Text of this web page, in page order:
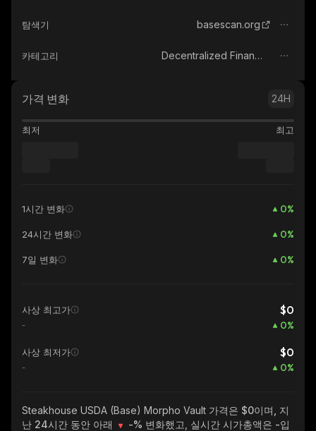
탐색기 basescan.org
카테고리 Decentralized Finance (DeFi)
가격 변화 24H
최저 최고
1시간 변화 0%
24시간 변화 0%
7일 변화 0%
사상 최고가 $0
- 0%
사상 최저가 $0
- 0%
Steakhouse USDA (Base) Morpho Vault 가격은 $0이며, 지
난 24시간 동안 아래
-% 변화했고, 실시간 시가총액은 -입